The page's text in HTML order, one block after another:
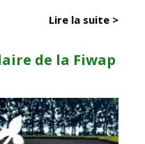
Lire la suite >
de la Fiwap